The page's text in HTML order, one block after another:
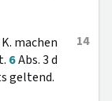
14
machen
6Abs. 3 d
geltend.